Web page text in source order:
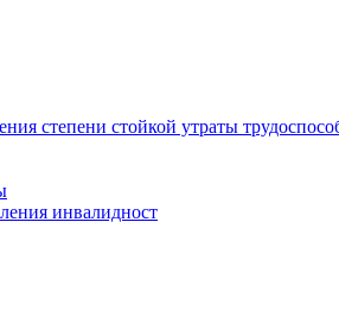
степени стойкой утраты
инвалидност